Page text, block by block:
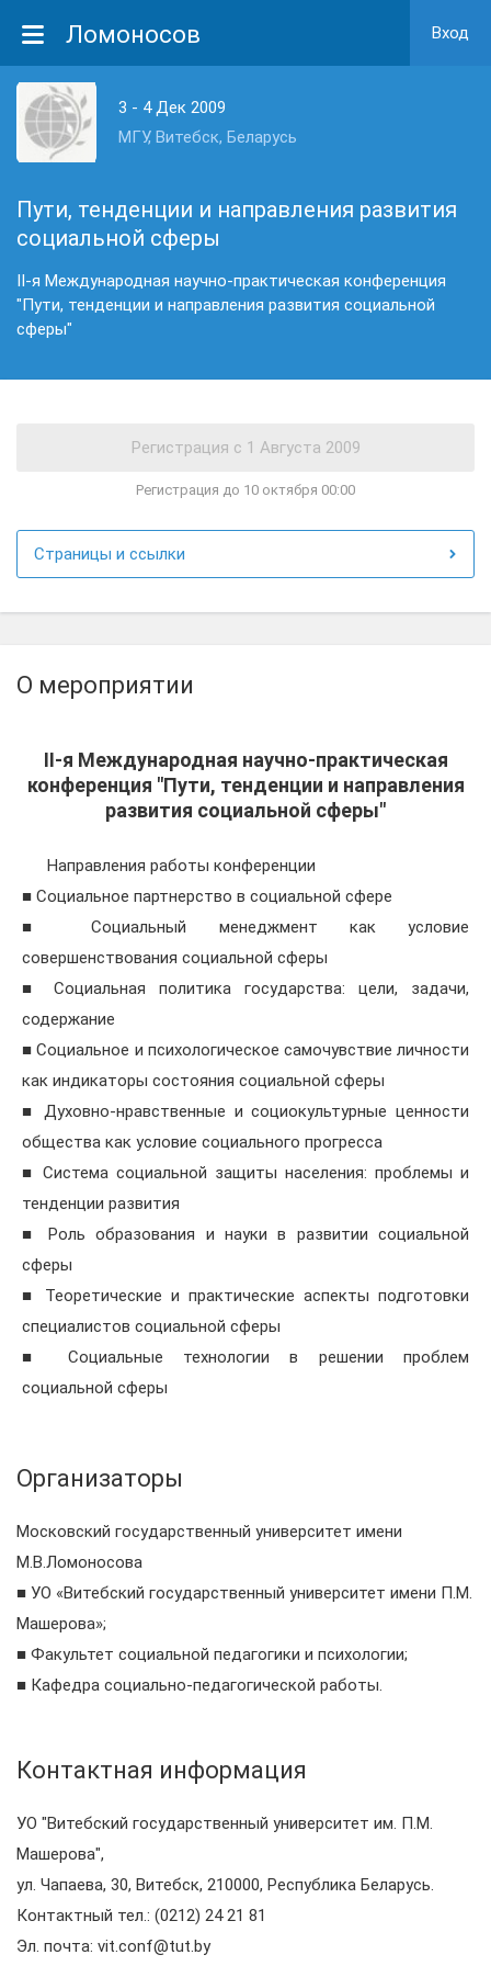
Ломоносов Вход
3 - 4 Дек 2009
МГУ, Витебск, Беларусь
Пути, тенденции и направления развития
социальной сферы
II-я Международная научно-практическая конференция
"Пути, тенденции и направления развития социальной
сферы"
Регистрация до 10 октября 00:00
Страницы и ссылки
О мероприятии
II-я Международная научно-практическая
конференция "Пути, тенденции и направления
развития социальной сферы"
Направления работы конференции
■ Социальное партнерство в социальной сфере
■ Социальный менеджмент как условие
совершенствования социальной сферы
■ Социальная политика государства: цели, задачи,
содержание
■ Социальное и психологическое самочувствие личности
как индикаторы состояния социальной сферы
■ Духовно-нравственные и социокультурные ценности
общества как условие социального прогресса
■ Система социальной защиты населения: проблемы и
тенденции развития
■ Роль образования и науки в развитии социальной
сферы
■ Теоретические и практические аспекты подготовки
специалистов социальной сферы
■ Социальные технологии в решении проблем
социальной сферы
Организаторы
Московский государственный университет имени
М.В.Ломоносова
■ УО «Витебский государственный университет имени П.М.
Машерова»;
■ Факультет социальной педагогики и психологии;
■ Кафедра социально-педагогической работы.
Контактная информация
УО "Витебский государственный университет им. П.М.
Машерова",
ул. Чапаева, 30, Витебск, 210000, Республика Беларусь.
Контактный тел.: (0212) 24 21 81
Эл. почта: vit.conf@tut.by